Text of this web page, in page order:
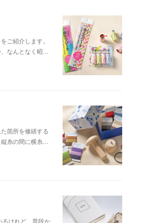
ご紹介します。
なんとなく昭…
箇所を修繕する
糸の間に横糸…
るけれど、普段か